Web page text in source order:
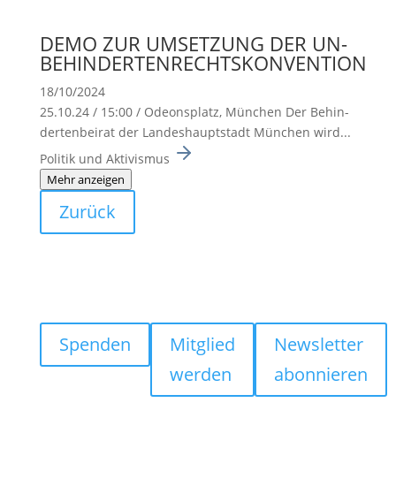
DEMO ZUR UMSETZUNG DER UN-
BEHINDERTENRECHTSKONVENTION
18/10/2024
25.10.24 / 15:00 / Odeons­platz, München Der Behin­
der­ten­beirat der Landes­haupt­stadt München wird...
Politik und Aktivismus
Mehr anzeigen
Zurück
Spenden
Mitglied
werden
Newsletter
abonnieren